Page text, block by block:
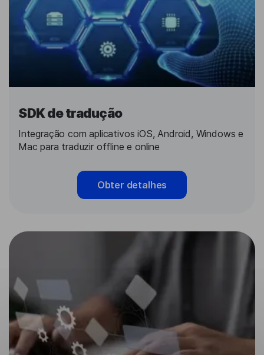
SDK de tradução
Integração com aplicativos iOS, Android, Windows e
Mac para traduzir offline e online
Obter detalhes